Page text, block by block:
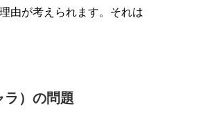
由が考えられます。それは
ラ）の問題